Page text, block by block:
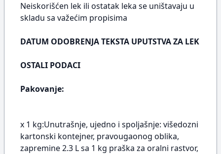
Neiskorišćen lek ili ostatak leka se uništavaju u
skladu sa važećim propisima
DATUM ODOBRENJA TEKSTA UPUTSTVA ZA LEK
OSTALI PODACI
Pakovanje:
x 1 kg:Unutrašnje, ujedno i spoljašnje: višedozni
kartonski kontejner, pravougaonog oblika,
zapremine 2.3 L sa 1 kg praška za oralni rastvor,